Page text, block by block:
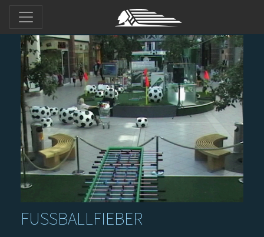
FUSSBALLFIEBER